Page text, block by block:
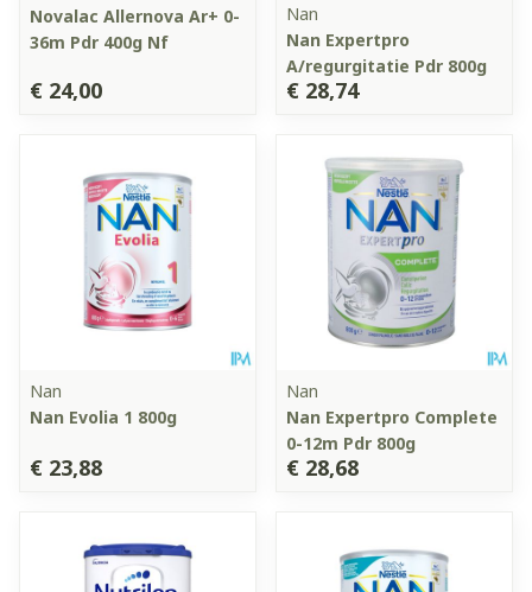
Novalac Allernova Ar+ 0-
36m Pdr 400g Nf
€ 24,00
Nan
Nan Expertpro
A/regurgitatie Pdr 800g
€ 28,74
Nan
Nan Evolia 1 800g
€ 23,88
Nan
Nan Expertpro Complete
0-12m Pdr 800g
€ 28,68